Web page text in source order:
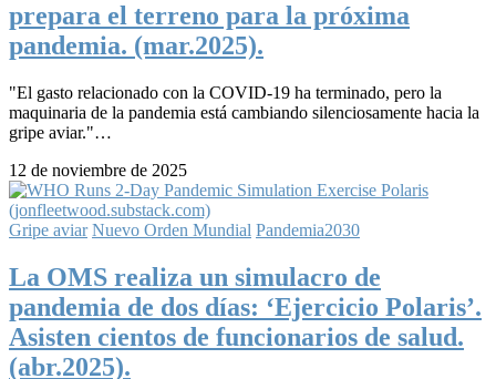
prepara el terreno para la próxima
pandemia. (mar.2025).
"El gasto relacionado con la COVID-19 ha terminado, pero la
maquinaria de la pandemia está cambiando silenciosamente hacia la
gripe aviar."…
12 de noviembre de 2025
Gripe aviar Nuevo Orden Mundial Pandemia2030
La OMS realiza un simulacro de
pandemia de dos días: ‘Ejercicio Polaris’.
Asisten cientos de funcionarios de salud.
(abr.2025).